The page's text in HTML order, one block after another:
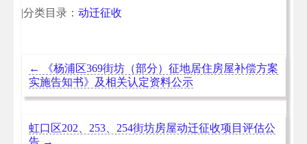
|分类目录： 动迁征收
←
《杨浦区369街坊（部分）征地居住房屋补偿方案
实施告知书》及相关认定资料公示
虹口区202、253、254街坊房屋动迁征收项目评估公
告 →